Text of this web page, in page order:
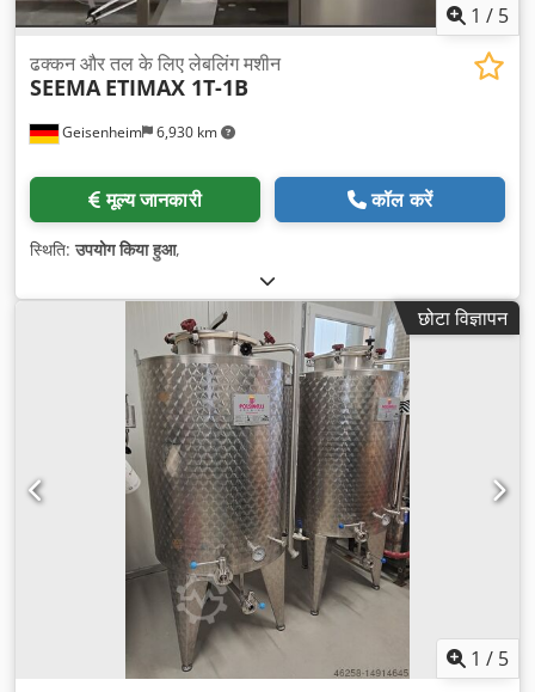
1 / 5
Geisenheim 6,930 km
ढक्कन और तल के लिए लेबलिंग मशीन
SEEMA ETIMAX 1T-1B
मूल्य जानकारी कॉल करें
स्थिति:उपयोग किया हुआ,
छोटा विज्ञापन
1 / 5